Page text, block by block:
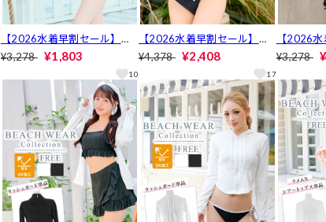
【2026水着早割セール】バ
ックカット長袖シアートップ
ス【dazzy beach/2026ビキ
¥3,278 ¥1,803
10
【2026水着早割セール】ク
ロシェ編み長袖トップス【da
zzy beach/2026ビキニ】
¥4,378 ¥2,408
17
【2026
イドドロ
プス【
キニ】
¥3,278